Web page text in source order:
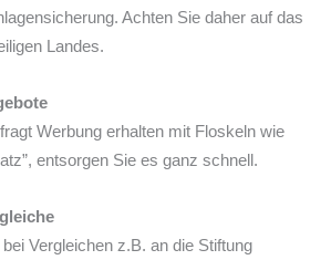
Achten Sie daher auf das
Landes.
Werbung erhalten mit Floskeln wie
entsorgen Sie es ganz schnell.
Vergleichen z.B. an die Stiftung